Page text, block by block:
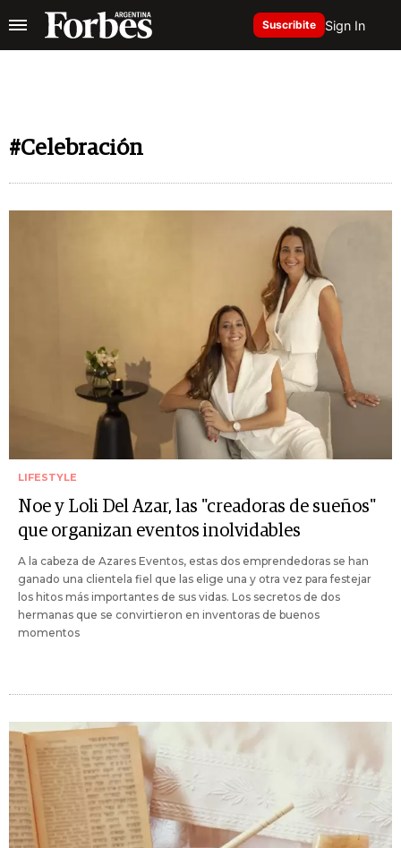
Suscribite Sign In
#Celebración
LIFESTYLE
Noe y Loli Del Azar, las "creadoras de sueños"
que organizan eventos inolvidables
A la cabeza de Azares Eventos, estas dos emprendedoras se han
ganado una clientela fiel que las elige una y otra vez para festejar
los hitos más importantes de sus vidas. Los secretos de dos
hermanas que se convirtieron en inventoras de buenos
momentos